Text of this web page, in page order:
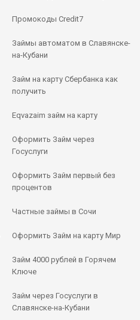
Промокоды Credit7
Займы автоматом в Славянске-
на-Кубани
Займ на карту Сбербанка как
получить
Eqvazaim займ на карту
Оформить Займ через
Госуслуги
Оформить Займ первый без
процентов
Частные займы в Сочи
Оформить Займ на карту Мир
Займ 4000 рублей в Горячем
Ключе
Займ через Госуслуги в
Славянске-на-Кубани